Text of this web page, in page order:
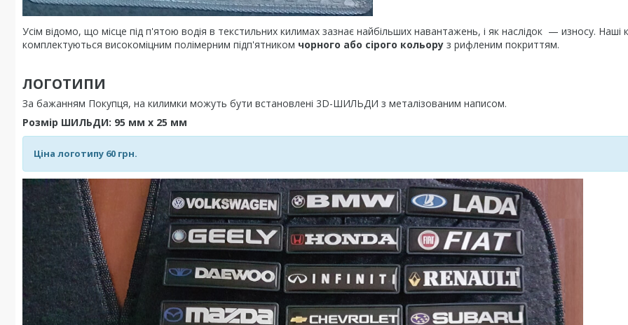
Усім відомо, що місце під п'ятою водія в текстильних килимах зазнає найбільших навантажень, і як наслідок — износу. Наші
комплектуються високоміцним полімерним підп'ятником чорного або сірого кольору з рифленим покриттям.
ЛОГОТИПИ
За бажанням Покупця, на килимки можуть бути встановлені 3D-ШИЛЬДИ з металізованим написом.
Розмір ШИЛЬДИ: 95 мм х 25 мм
Ціна логотипу 60 грн.